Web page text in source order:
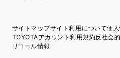
サイトマップサイト利用について個
TOYOTAアカウント利用規約反社会
リコール情報